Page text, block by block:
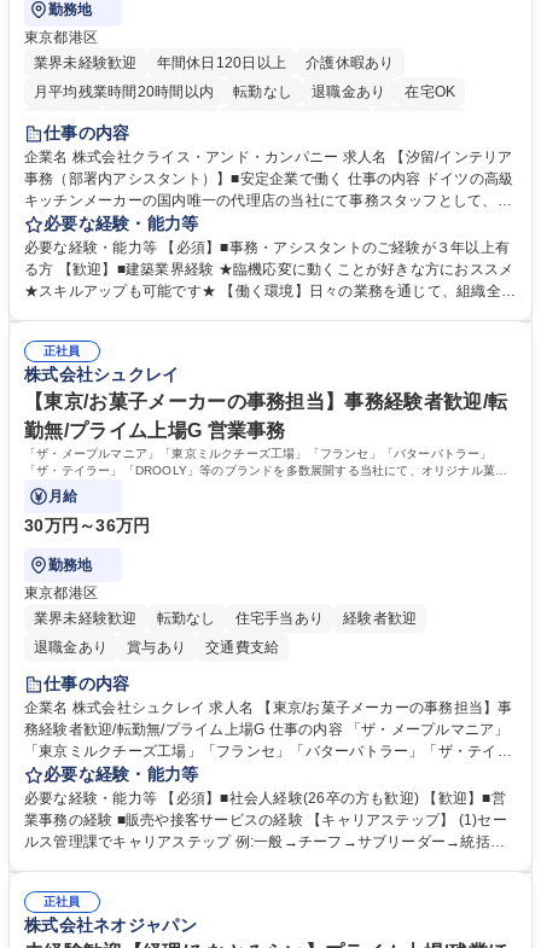
勤務地
東京都港区
業界未経験歓迎
年間休日120日以上
介護休暇あり
月平均残業時間20時間以内
転勤なし 退職金あり
在宅OK
育休あり
完全週休2日制
駅近5分以内
土日祝休み
仕事の内容
企業名 株式会社クライス・アンド・カンパニー 求人名 【汐留/インテリア
事務（部署内アシスタント）】■安定企業で働く 仕事の内容 ドイツの高級
キッチンメーカーの国内唯一の代理店の当社にて事務スタッフとして、部
署内の事務業務全般をお任せいたします。 裁量を持って働いていただける
ため、スキルアップも可能です。 【部署内の事務業務全般】 ■サンプルの
仕分け・整理 ■電話応対 ■書類作成（会議資料、お客様宛請求書、支払書
類を取りまとめて経理へ提出等） ■ショールームアテンド・運営・予約業
インテリア事務（部署内アシスタント）】■安定企業で働く
必要な経験・能力等
必要な経験・能力等 【必須】■事務・アシスタントのご経験が３年以上有
る方 【歓迎】■建築業界経験 ★臨機応変に動くことが好きな方におススメ
★スキルアップも可能です★ 【働く環境】日々の業務を通じて、組織全体
ームとの協力や新しいアイデアを活かす場もあり、やりがいを感じながら
働けます。 【歓迎】 ■インテリアの業界のご経験が有る方■PCの作業に慣
れている方 学歴・資格 学歴：大学院 大学 高専 短大 専修学校 語学力： 資
格：
正社員
株式会社シュクレイ
【東京/お菓子メーカーの事務担当】事務経験者歓迎/転
勤無/プライム上場G 営業事務
「ザ・メープルマニア」「東京ミルクチーズ工場」「フランセ」「バターバトラー」
「ザ・テイラー」「DROOLY」等のブランドを多数展開する当社にて、オリジナル菓子
ブランド商品の事務業務をお任せいたします。
月給
30万円～36万円
勤務地
東京都港区
業界未経験歓迎
転勤なし 住宅手当あり
経験者歓迎
退職金あり
賞与あり 交通費支給
仕事の内容
企業名 株式会社シュクレイ 求人名 【東京/お菓子メーカーの事務担当】事
務経験者歓迎/転勤無/プライム上場G 仕事の内容 「ザ・メープルマニア」
「東京ミルクチーズ工場」「フランセ」「バターバトラー」「ザ・テイラ
ー」「DROOLY」等のブランドを多数展開する当社にて、オリジナル菓子
ブランド商品の事務業務をお任せいたします。 【具体的な業務内容】 ■店
舗からの発注受付/PC入力業務 ■受電対応(社内/社外) ■商品のマスター登
録 ■日々の売上抽出・報告 ■提携企業への書類送付業務 ■契約書管理業務
必要な経験・能力等
必要な経験・能力等 【必須】■社会人経験(26卒の方も歓迎) 【歓迎】■営
業事務の経験 ■販売や接客サービスの経験 【キャリアステップ】 (1)セー
ルス管理課でキャリアステップ 例:一般→チーフ→サブリーダー→統括リ
や個別面談を通してご自身のキャリアと向き合っていただき、会社として
もバックアップしていきます。 学歴・資格 学歴：大学院 大学 高専 短大
正社員
株式会社ネオジャパン